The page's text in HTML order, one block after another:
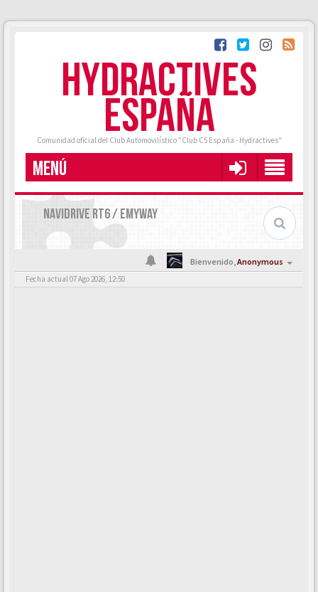
HYDRACTIVES
ESPAÑA
Comunidad oficial del Club Automovilístico "Club C5 España - Hydractives"
MENÚ
NAVIDRIVE RT6 / EMYWAY
Bienvenido,Anonymous
Fecha actual 07 Ago 2026, 12:50